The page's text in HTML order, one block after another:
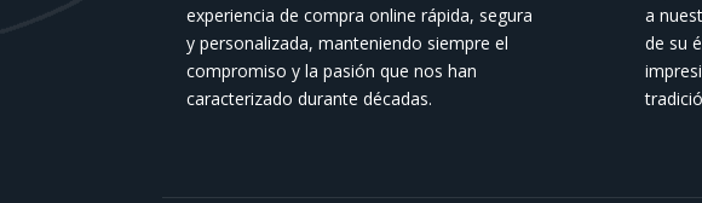
experiencia de compra online rápida, segura
y personalizada, manteniendo siempre el
compromiso y la pasión que nos han
caracterizado durante décadas.
a
de su